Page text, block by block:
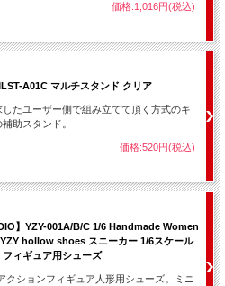
価格:1,016円(税込)
A01C マルチスタンド クリア
たユーザー側で組み立てて頂く方式のキ
助スタンド。
価格:520円(税込)
】YZY-001A/B/C 1/6 Handmade Women
hollow shoes スニーカー 1/6スケール
ィギュア用シューズ
クションフィギュア人形用シューズ。ミニ